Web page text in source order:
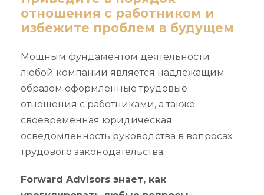
отношения с работником и
избежите проблем в будущем
Мощным фундаментом деятельности
любой компании является надлежащим
образом оформленные трудовые
отношения с работниками, а также
своевременная юридическая
осведомленность руководства в вопросах
трудового законодательства.
Forward Advisors знает, как